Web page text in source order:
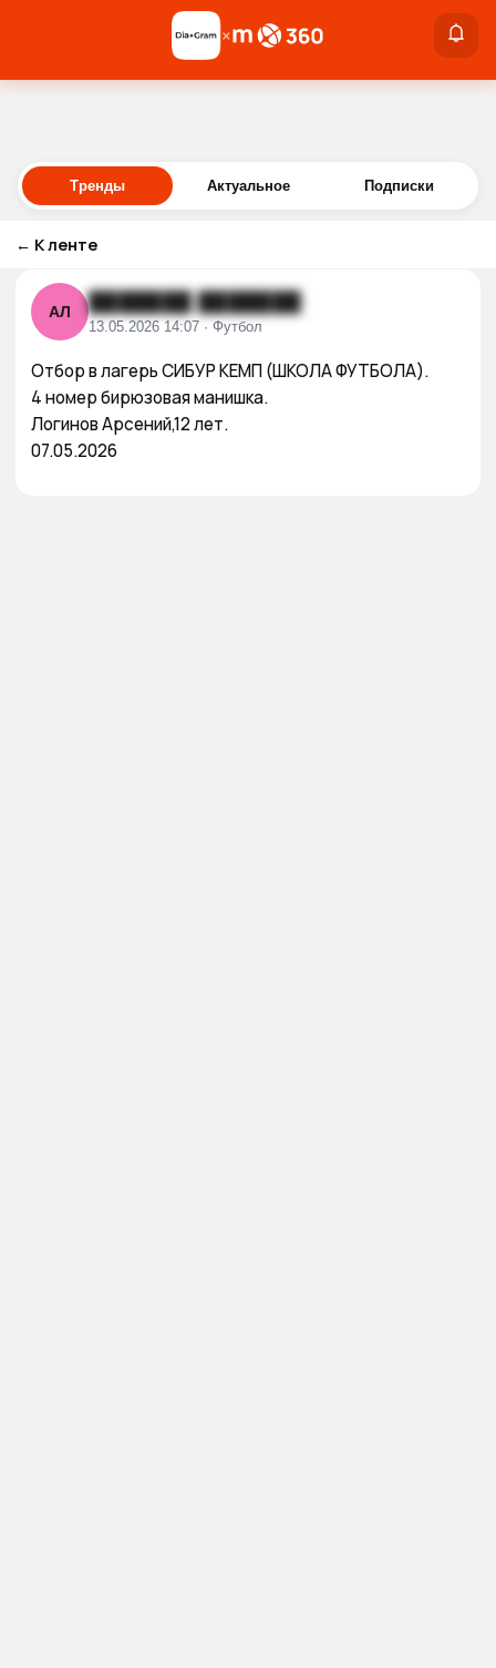
Войти
×
Тренды Актуальное Подписки
← К ленте
АЛ ███████ ███████
13.05.2026 14:07 · Футбол
Отбор в лагерь СИБУР КЕМП (ШКОЛА ФУТБОЛА).
4 номер бирюзовая манишка.
Логинов Арсений,12 лет.
07.05.2026